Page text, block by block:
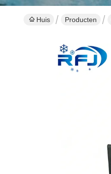
Huis Producten